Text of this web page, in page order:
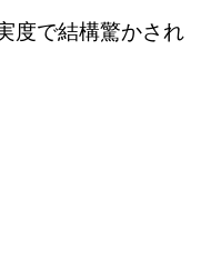
度で結構驚かされ